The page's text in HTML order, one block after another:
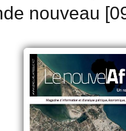
nouveau